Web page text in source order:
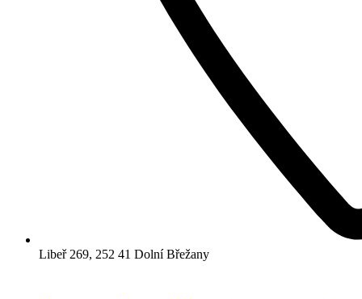
Libeř 269, 252 41 Dolní Břežany